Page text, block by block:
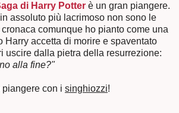
di Harry Potter è un gran piangere.
assoluto più lacrimoso non sono le
comunque ho pianto come una
Harry accetta di morire e spaventato
uscire dalla pietra della resurrezione:
alla fine?"
con i singhiozzi!